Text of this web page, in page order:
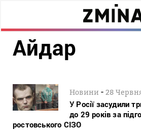
Айдар
Новини -28
У Росії засудили
до 29 років за
ростовського СІЗО